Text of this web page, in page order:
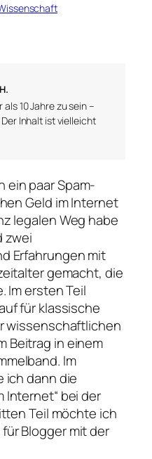
10 Jahre zu sein –
Inhalt ist vielleicht
ein paar Spam-
Geld im Internet
legalen Weg habe
zwei
Erfahrungen mit
gemacht, die
Im ersten Teil
für klassische
wissenschaftlichen
Beitrag in einem
Im
ich dann die
Internet“ bei der
Teil möchte ich
Blogger mit der